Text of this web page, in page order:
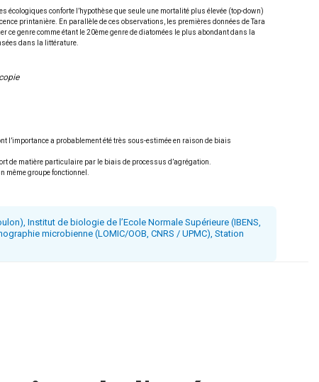
conforte l’hypothèse que seule une mortalité plus élevée (top-down)
printanière. En parallèle de ces observations, les premières données de Tara
genre comme étant le 20ème genre de diatomées le plus abondant dans la
dans la littérature.
l’importance a probablement été très sous-estimée en raison de biais
de matière particulaire par le biais de processus d’agrégation.
même groupe fonctionnel.
Institut de biologie de l’Ecole Normale Supérieure (IBENS,
microbienne (LOMIC/OOB, CNRS / UPMC), Station